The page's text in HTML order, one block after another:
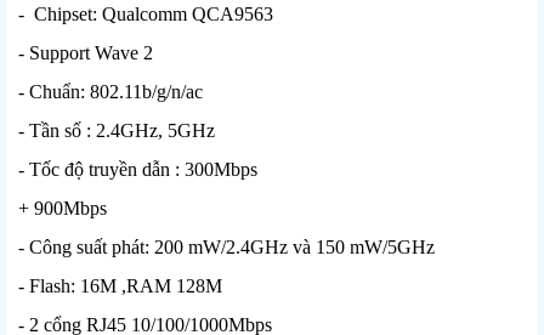
- Chipset: Qualcomm QCA9563
- Support Wave 2
- Chuẩn: 802.11b/g/n/ac
- Tần số : 2.4GHz, 5GHz
- Tốc độ truyền dẫn : 300Mbps
+ 900Mbps
- Công suất phát: 200 mW/2.4GHz và 150 mW/5GHz
- Flash: 16M ,RAM 128M
- 2 cổng RJ45 10/100/1000Mbps